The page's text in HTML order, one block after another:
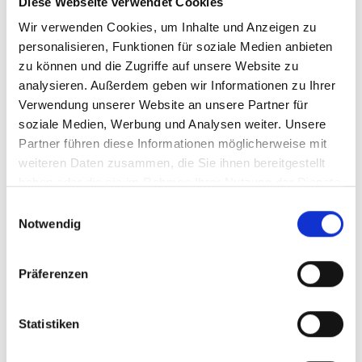
Wir verwenden Cookies, um Inhalte und Anzeigen zu
personalisieren, Funktionen für soziale Medien anbieten
zu können und die Zugriffe auf unsere Website zu
analysieren. Außerdem geben wir Informationen zu Ihrer
Verwendung unserer Website an unsere Partner für
soziale Medien, Werbung und Analysen weiter. Unsere
Partner führen diese Informationen möglicherweise mit
weiteren Daten zusammen, die Sie ihnen bereitgestellt
Notwendig
Präferenzen
Statistiken
Art.Nr. 42420550
Farbe: Mossy
pro Stück (inkl. MwSt. zzgl.Versandkosten für
Grossartikel)
5.399,00 EUR
Z.Z. nicht verfügbar
CENTURION No Pogo R1000
L 29"/27.5" 44cm Mossy
Z.Z. nicht verfügbar
pro Stück (inkl. MwSt. zzgl.